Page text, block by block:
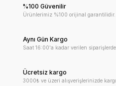
%100 Güvenilir
Ürünlerimiz %100 orijinal garantilidir.
Aynı Gün Kargo
Saat 16:00'a kadar verilen
Ücretsiz kargo
3000₺ ve üzeri alışverişlerinizde